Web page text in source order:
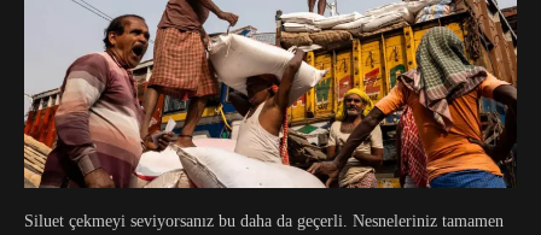
Siluet çekmeyi seviyorsanız bu daha da geçerli. Nesneleriniz tamamen